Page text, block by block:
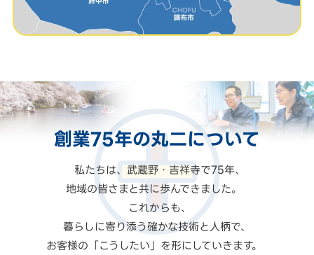
創業75年の丸二について
私たちは、武蔵野・吉祥寺で75年、
地域の皆さまと共に歩んできました。
これからも、
暮らしに寄り添う確かな技術と人柄で、
お客様の「こうしたい」を形にしていきます。